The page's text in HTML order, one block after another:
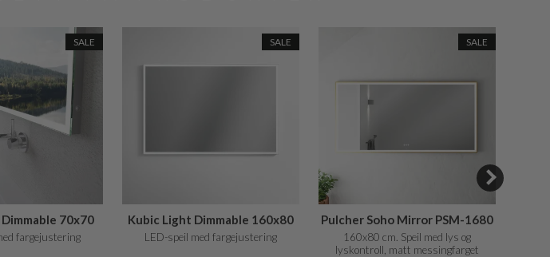
SALE
70x70
fargejustering
SALE
Kubic Light Dimmable 160x80
LED-speil med fargejustering
SALE
Pulcher Soho Mirror PSM-1680
160x80 cm. Speil med lys og
lyskontroll, matt messingfarget